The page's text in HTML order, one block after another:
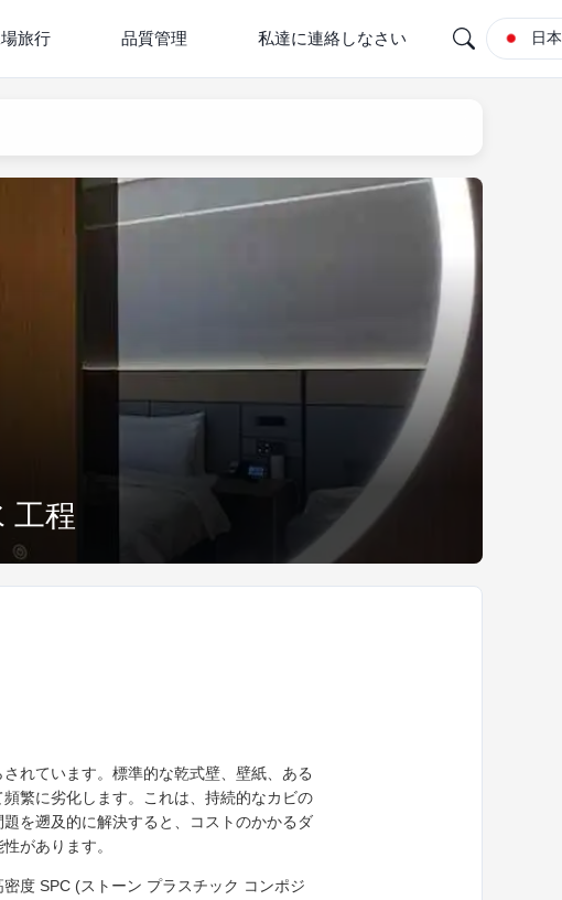
旅行 品質管理 私達に連絡しなさい 日
工程
れています。標準的な乾式壁、壁紙、ある
繁に劣化します。これは、持続的なカビの
を遡及的に解決すると、コストのかかるダ
があります。
度 SPC (ストーン プラスチック コンポジ